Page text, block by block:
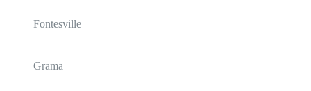
Fontesville
Grama